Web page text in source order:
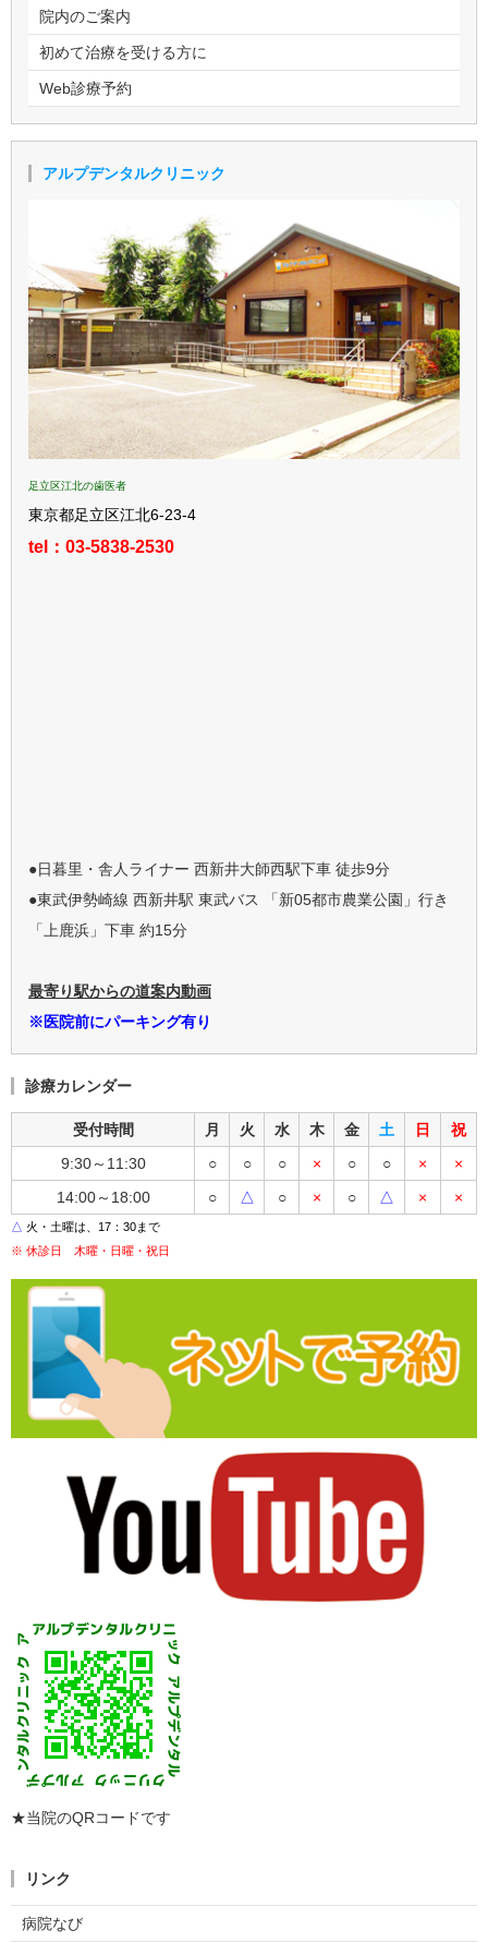
院内のご案内
初めて治療を受ける方に
Web診療予約
アルプデンタルクリニック
足立区江北の歯医者
東京都足立区江北6-23-4
tel：03-5838-2530
●日暮里・舎人ライナー 西新井大師西駅下車 徒歩9分
●東武伊勢崎線 西新井駅 東武バス 「新05都市農業公園」行き
「上鹿浜」下車 約15分
最寄り駅からの道案内動画
※医院前にパーキング有り
診療カレンダー
受付時間 月 火 水 木 金 土 日
祝
9:30～11:30
○ ○ ○ × ○ ○ ×
×
14:00～18:00
○ △ ○ × ○ △ × ×
△ 火・土曜は、17：30まで
※ 休診日 木曜・日曜・祝日
★当院のQRコードです
リンク
病院なび